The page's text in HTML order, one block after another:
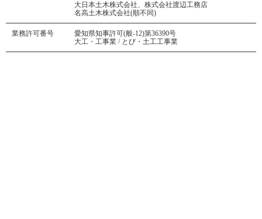
大日本土木株式会社、株式会社渡辺工務店
名高土木株式会社(順不同)
業務許可番号
愛知県知事許可(般-12)第36390号
大工・工事業 / とび・土工工事業